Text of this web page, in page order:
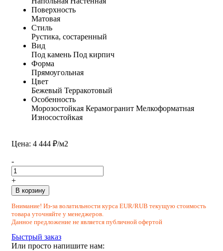
Поверхность
Матовая
Стиль
Рустика, состаренный
Вид
Под камень Под кирпич
Форма
Прямоугольная
Цвет
Бежевый Терракотовый
Особенность
Морозостойкая Керамогранит Мелкоформатная
Износостойкая
Цена: 4 444 ₽/м2
-
+
В корзину
Внимание! Из-за волатильности курса EUR/RUB текущую стоимость
товара уточняйте у менеджеров.
Данное предложение не является публичной офертой
Быстрый заказ
Или просто напишите нам: